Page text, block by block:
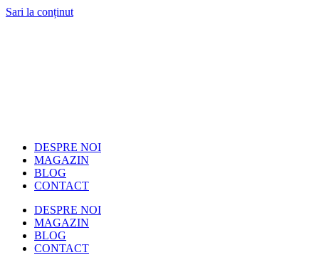
Sari la conținut
DESPRE NOI
MAGAZIN
BLOG
CONTACT
DESPRE NOI
MAGAZIN
BLOG
CONTACT